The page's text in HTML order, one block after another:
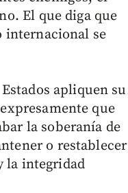
El que diga que
internacional se
apliquen su
que
la soberanía de
o restablecer
la integridad